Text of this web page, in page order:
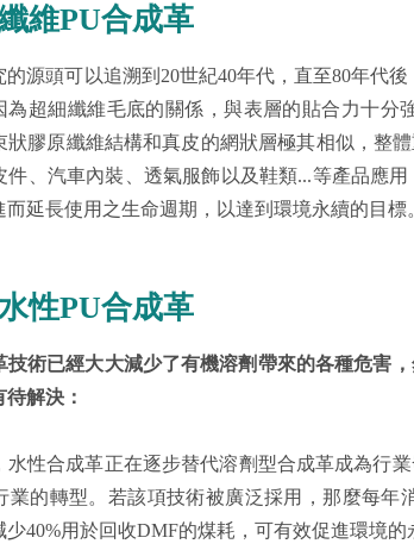
維PU合成革
的源頭可以追溯到20世紀40年代，直至80年代
超細纖維毛底的關係，與表層的貼合力十分
狀膠原纖維結構和真皮的網狀層極其相似，整
件、汽車內裝、透氣服飾以及鞋類...等產品應
延長使用之生命週期，以達到環境永續的目標
性PU合成革
技術已經大大減少了有機溶劑帶來的各種危害
解決：
水性合成革正在逐步替代溶劑型合成革成為行
業的轉型。若該項技術被廣泛採用，那麼每
40%用於回收DMF的煤耗，可有效促進環境的